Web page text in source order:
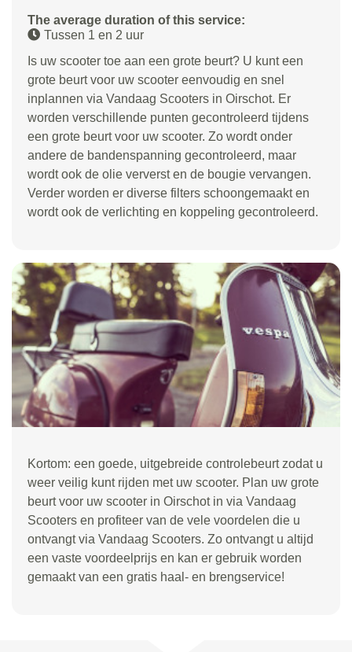
The average duration of this service:
Tussen 1 en 2 uur
Is uw scooter toe aan een grote beurt? U kunt een
grote beurt voor uw scooter eenvoudig en snel
inplannen via Vandaag Scooters in Oirschot. Er
worden verschillende punten gecontroleerd tijdens
een grote beurt voor uw scooter. Zo wordt onder
andere de bandenspanning gecontroleerd, maar
wordt ook de olie ververst en de bougie vervangen.
Verder worden er diverse filters schoongemaakt en
wordt ook de verlichting en koppeling gecontroleerd.
Kortom: een goede, uitgebreide controlebeurt zodat u
weer veilig kunt rijden met uw scooter. Plan uw grote
beurt voor uw scooter in Oirschot in via Vandaag
Scooters en profiteer van de vele voordelen die u
ontvangt via Vandaag Scooters. Zo ontvangt u altijd
een vaste voordeelprijs en kan er gebruik worden
gemaakt van een gratis haal- en brengservice!